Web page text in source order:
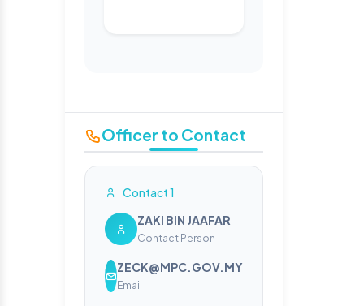
Officer to Contact
Contact 1
ZAKI BIN JAAFAR
Contact Person
ZECK@MPC.GOV.MY
Email